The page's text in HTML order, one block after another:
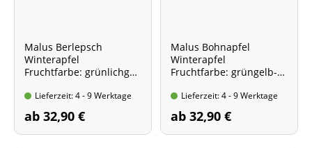
Malus Berlepsch
Winterapfel
Fruchtfarbe: grünlichgel
Lieferzeit: 4 - 9 Werktage
ab 32,90 €
Malus Bohnapfel
Winterapfel
Fruchtfarbe: grüngelb-
Lieferzeit: 4 - 9 Werktage
ab 32,90 €